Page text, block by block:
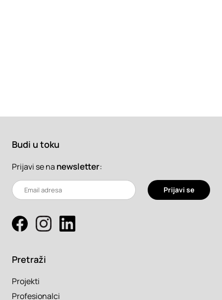
Budi u toku
Prijavi se na newsletter:
Prijavi se
Pretraži
Projekti
Profesionalci